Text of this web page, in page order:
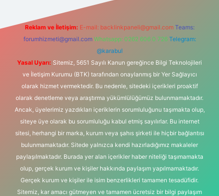
Reklam ve İletişim: E-mail: backlinkpaneli@gmail.com Teams:
forumhizmeti@gmail.com Whatsapp: 0262 606 0 726 Telegram:
@karabul
Yasal Uyarı: Sitemiz, 5651 Sayılı Kanun gereğince Bilgi Teknolojileri
ve İletişim Kurumu (BTK) tarafından onaylanmış bir Yer Sağlayıcı
olarak hizmet vermektedir. Bu nedenle, sitedeki içerikleri proaktif
olarak denetleme veya araştırma yükümlülüğümüz bulunmamaktadır.
Ancak, üyelerimiz yazdıkları içeriklerin sorumluluğunu taşımakta olup,
siteye üye olarak bu sorumluluğu kabul etmiş sayılırlar. Bu internet
sitesi, herhangi bir marka, kurum veya şahıs şirketi ile hiçbir bağlantısı
bulunmamaktadır. Sitede yalnızca kendi hazırladığımız makaleler
paylaşılmaktadır. Burada yer alan içerikler haber niteliği taşımamakta
olup, gerçek kurum ve kişiler hakkında paylaşım yapılmamaktadır.
Gerçek kurum ve kişiler ile isim benzerlikleri tamamen tesadüfidir.
Sitemiz, kar amacı gütmeyen ve tamamen ücretsiz bir bilgi paylaşım